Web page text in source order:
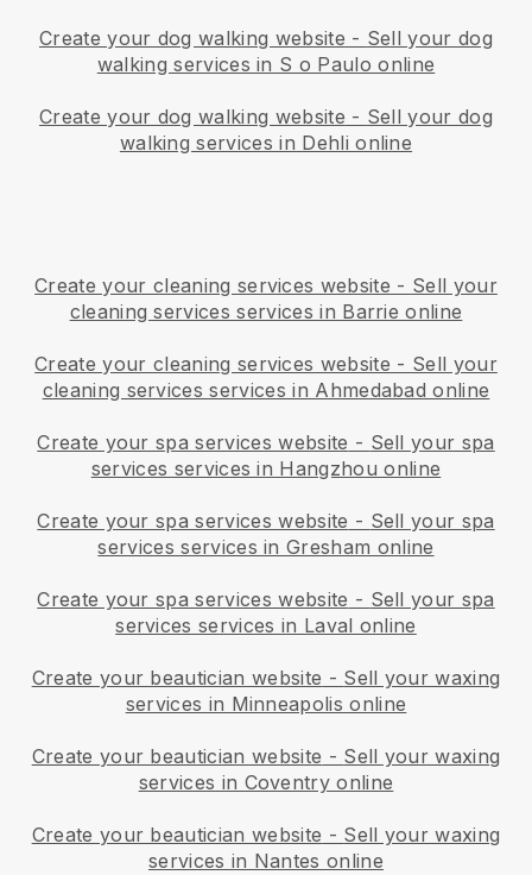
Create your dog walking website - Sell your dog
walking services in S o Paulo online
Create your dog walking website - Sell your dog
walking services in Dehli online
Create your cleaning services website - Sell your
cleaning services services in Barrie online
Create your cleaning services website - Sell your
cleaning services services in Ahmedabad online
Create your spa services website - Sell your spa
services services in Hangzhou online
Create your spa services website - Sell your spa
services services in Gresham online
Create your spa services website - Sell your spa
services services in Laval online
Create your beautician website - Sell your waxing
services in Minneapolis online
Create your beautician website - Sell your waxing
services in Coventry online
Create your beautician website - Sell your waxing
services in Nantes online